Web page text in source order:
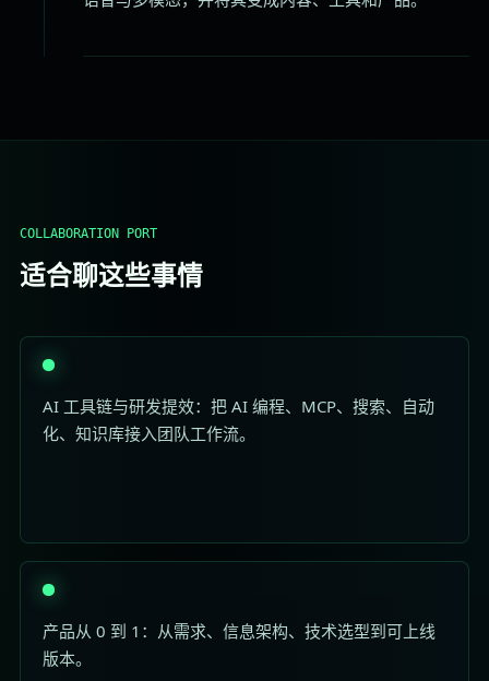
COLLABORATION PORT
适合聊这些事情
AI 工具链与研发提效：把 AI 编程、MCP、搜索、自动
化、知识库接入团队工作流。
产品从 0 到 1：从需求、信息架构、技术选型到可上线
版本。